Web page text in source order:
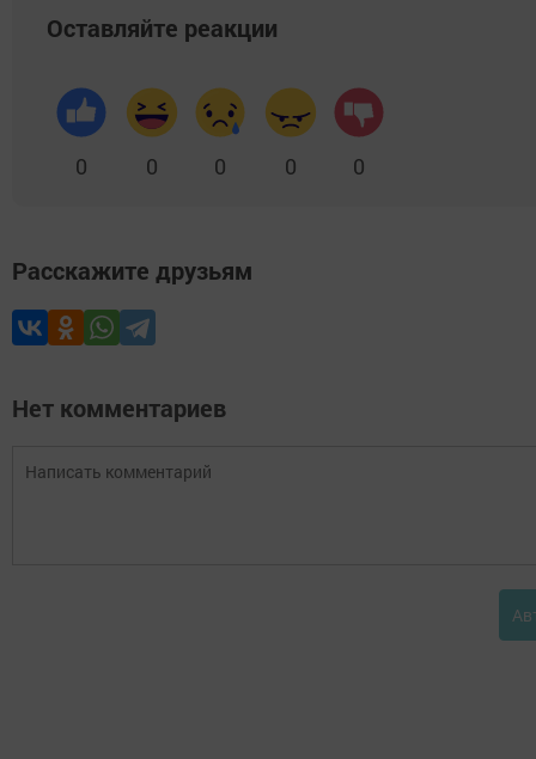
Оставляйте реакции
0 0 0 0 0
Расскажите друзьям
Нет комментариев